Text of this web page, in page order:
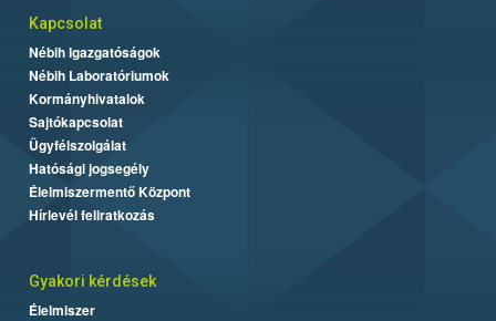
Kapcsolat
Nébih Igazgatóságok
Nébih Laboratóriumok
Kormányhivatalok
Sajtókapcsolat
Ügyfélszolgálat
Hatósági jogsegély
Élelmiszermentő Központ
Hírlevél feliratkozás
Gyakori kérdések
Élelmiszer